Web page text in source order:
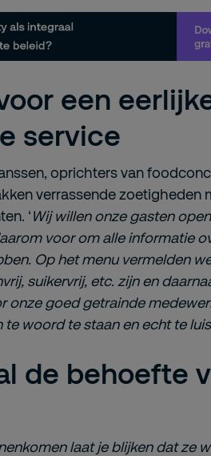
een
service
oprichters van
verrassende zoetigheden
‘Wij willen onze gasten
voor om alle informatie
Op het menu vermelden
suikervrij, etc. zijn en
onze goed getrainde
woord te staan en echt te
de behoefte
laat je blijken dat ze